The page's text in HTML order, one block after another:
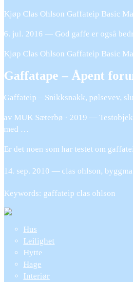
Kjøp Clas Ohlson Gaffateip Basic
6. jul. 2016 — God gaffe er også
Kjøp Clas Ohlson Gaffateip Basic
Gaffatape – Åpent
Gaffateip – Snikksnakk, pølsevev,
av MUK Sæterbø · 2019 —
med …
Er det noen som har testet om
14. sep. 2010 — clas ohlson,
Keywords: gaffateip clas ohlson
Hus
Leilighet
Hytte
Hage
Interiør